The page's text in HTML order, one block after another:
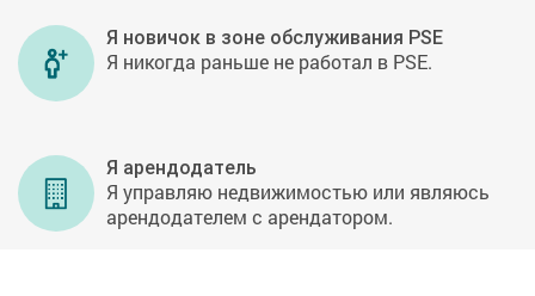
Я новичок в зоне обслуживания PSE
Я никогда раньше не работал в PSE.
Я арендодатель
Я управляю недвижимостью или являюсь
арендодателем с арендатором.